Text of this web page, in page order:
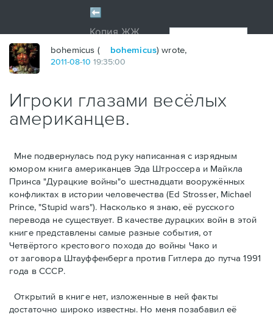
bohemicus ( bohemicus) wrote,
2011-08-10 19:35:00
Игроки глазами весёлых
американцев.
Мне подвернулась под руку написанная с изрядным
юмором книга американцев Эдa Штроссерa и Майклa
Принсa "Дурацкие войны"о шестнадцати вооружённых
конфликтах в истории человечества (Ed Strosser, Michael
Prince, "Stupid wars"). Насколько я знаю, её русского
перевода не существует. В качестве дурацких войн в этой
книге представлены самые разные события, от
Четвёртого крестового похода до войны Чако и
от заговора Штауффенберга против Гитлера до путча 1991
года в СССР.
Открытий в книге нет, изложенные в ней факты
достаточно широко известны. Но меня позабавил её